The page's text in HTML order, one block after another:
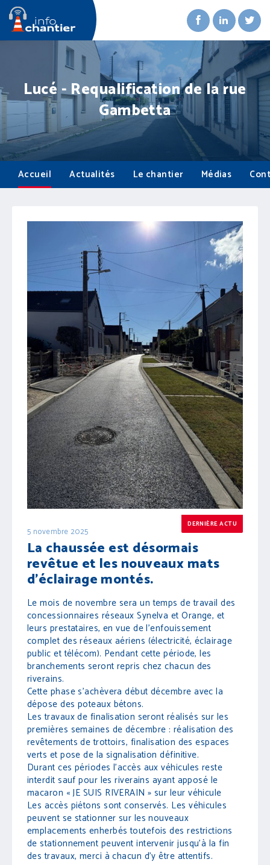
Lucé - Requalification de la rue
Gambetta
Accueil Actualités Le chantier Médias
DERNIÈRE ACTU
5 novembre 2025
La chaussée est désormais
revêtue et les nouveaux mats
d’éclairage montés.
Le mois de novembre sera un temps de travail des
concessionnaires réseaux Synelva et Orange, et
leurs prestataires, en vue de l’enfouissement
complet des réseaux aériens (électricité, éclairage
public et télécom). Pendant cette période, les
branchements seront repris chez chacun des
riverains.
Cette phase s’achèvera début décembre avec la
dépose des poteaux bétons.
Les travaux de finalisation seront réalisés sur les
premières semaines de décembre : réalisation des
revêtements de trottoirs, finalisation des espaces
verts et pose de la signalisation définitive.
Durant ces périodes l’accès aux véhicules reste
interdit sauf pour les riverains ayant apposé le
macaron « JE SUIS RIVERAIN » sur leur véhicule
Les accès piétons sont conservés. Les véhicules
peuvent se stationner sur les nouveaux
emplacements enherbés toutefois des restrictions
de stationnement peuvent intervenir jusqu’à la fin
des travaux, merci à chacun d’y être attentifs.